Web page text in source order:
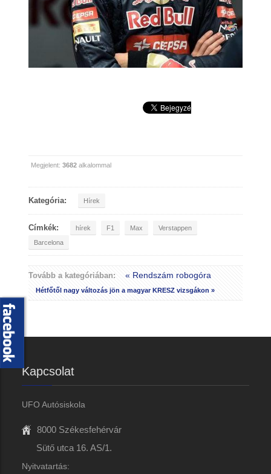
Megjelent: 3682alkalommal
Kategória: Hírek
Címkék: hírek F1 Max
Verstappen
Barcelona
Tovább a kategóriában: « Rendszám robogóra
Hétfőtől nagy változás jön a magyar KRESZ vizsgákon »
Kapcsolat
UFO Autósiskola
8000 Székesfehérvár
Sütő utca 16. AS/1.
Nyitvatartás: